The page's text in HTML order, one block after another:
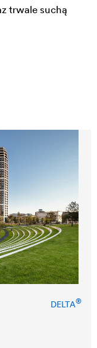
trwale suchą
DELTA®